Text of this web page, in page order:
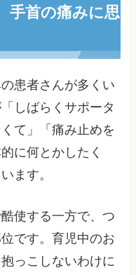
手首の痛みに思
患者さんが多くい
しばらくサポータ
て」「痛み止めを
に何とかしたく
ます。
使する一方で、つ
です。育児中のお
っこしないわけに